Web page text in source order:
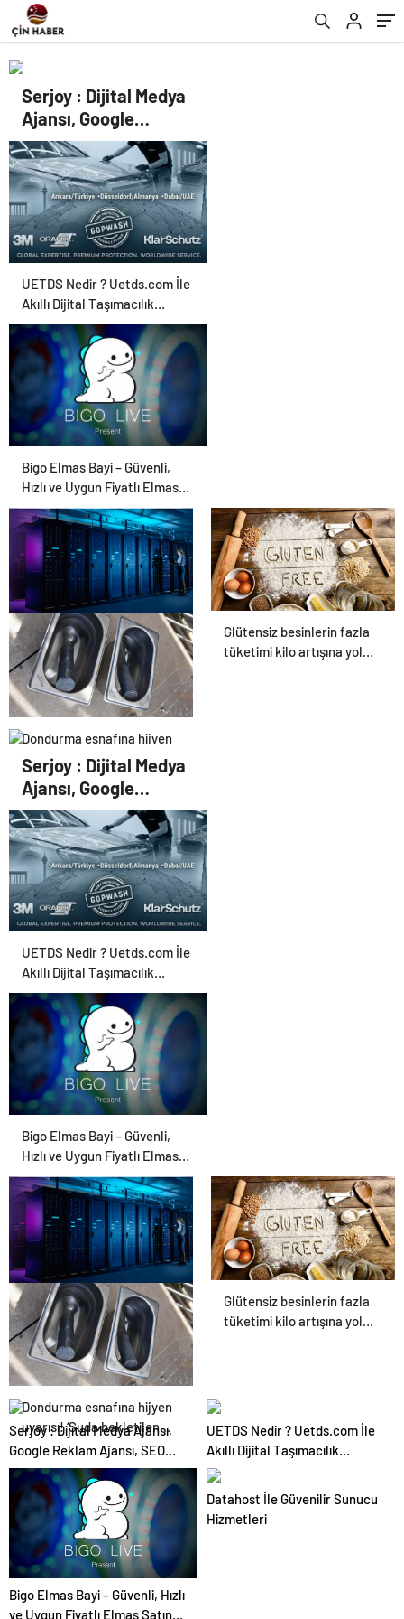
Serjoy : Dijital Medya
Ajansı, Google
Reklam Ajansı, SEO
Ajansı ve Web
Tasarım Ajansı
UETDS Nedir ? Uetds.com İle
Akıllı Dijital Taşımacılık
Yazılımı
Bigo Elmas Bayi – Güvenli,
Hızlı ve Uygun Fiyatlı Elmas
Satın Almanın Yeni Adresi
Datahost İle Güvenilir
Sunucu Hizmetleri
Glütensiz besinlerin fazla
tüketimi kilo artışına yol
Dondurma esnafına hijyen
uyarısı! ‘Suda bekletilen
kaşık çapraz bulaşmaya
neden olabilir’
Serjoy : Dijital Medya
Ajansı, Google
Reklam Ajansı, SEO
Ajansı ve Web
Tasarım Ajansı
UETDS Nedir ? Uetds.com İle
Akıllı Dijital Taşımacılık
Yazılımı
Bigo Elmas Bayi – Güvenli,
Hızlı ve Uygun Fiyatlı Elmas
Satın Almanın Yeni Adresi
Datahost İle Güvenilir
Sunucu Hizmetleri
Glütensiz besinlerin fazla
tüketimi kilo artışına yol
Dondurma esnafına hijyen
uyarısı! ‘Suda bekletilen
kaşık çapraz bulaşmaya
neden olabilir’
Serjoy : Dijital Medya Ajansı,
Google Reklam Ajansı, SEO
Ajansı ve Web Tasarım Ajansı
UETDS Nedir ? Uetds.com İle
Akıllı Dijital Taşımacılık
Yazılımı
Bigo Elmas Bayi – Güvenli, Hızlı
ve Uygun Fiyatlı Elmas Satın
Datahost İle Güvenilir Sunucu
Hizmetleri